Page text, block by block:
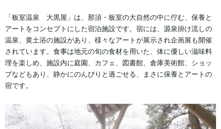
「板室温泉 大黒屋」は、那須・板室の大自然の中に佇む、保養と
アートをコンセプトにした宿泊施設です。宿には、源泉掛け流しの
温泉、黄土浴の施設があり、様々なアートが展示され企画展も開催
されています。食事は地元の旬の食材を用いた、体に優しい滋味料
理を楽しめ、施設内に庭園、カフェ、図書館、倉庫美術館、ショッ
プなどもあり、静かにのんびりと過ごせる、まさに保養とアートの
宿です。